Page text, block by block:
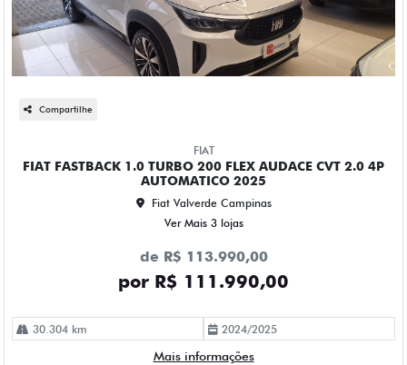
Compartilhe
FIAT
FIAT FASTBACK 1.0 TURBO 200 FLEX AUDACE CVT 2.0 4P
AUTOMATICO 2025
Fiat Valverde Campinas
Ver Mais 3 lojas
de R$ 113.990,00
por R$ 111.990,00
30.304 km 2024/2025
Mais informações